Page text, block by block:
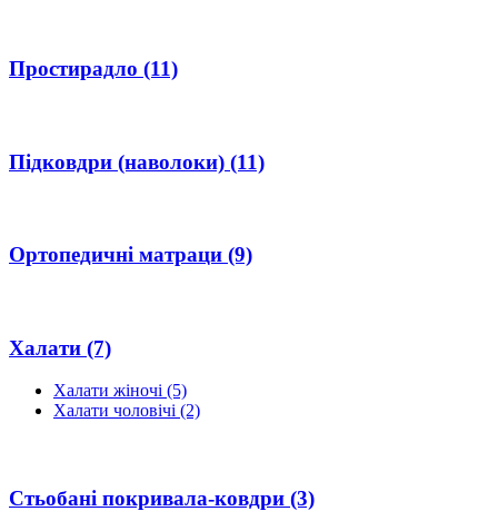
Простирадло (11)
Підковдри (наволоки) (11)
Ортопедичні матраци (9)
Халати (7)
Халати жіночі (5)
Халати чоловічі (2)
Стьобані покривала-ковдри (3)